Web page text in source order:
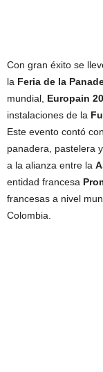
Con gran éxito se
la Feria de la
mundial, Europain
instalaciones de la
Este evento contó
panadera, pastelera
a la alianza entre la
entidad francesa
francesas a nivel
Colombia.